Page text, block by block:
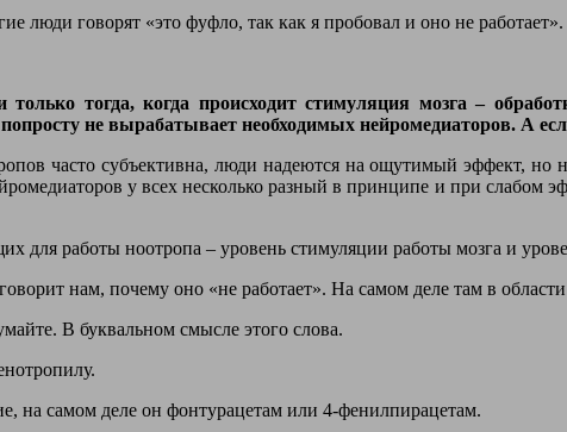
люди говорят «это фуфло, так как я пробовал и оно не работает».
только тогда, когда происходит стимуляция мозга –
не вырабатывает необходимых нейромедиаторов. А
часто субъективна, люди надеются на ощутимый эффект, но
у всех несколько разный в принципе и при
для работы ноотропа – уровень стимуляции работы мозга и
нам, почему оно «не работает». На самом деле там в
В буквальном смысле этого слова.
на самом деле он фонтурацетам или 4-фенилпирацетам.